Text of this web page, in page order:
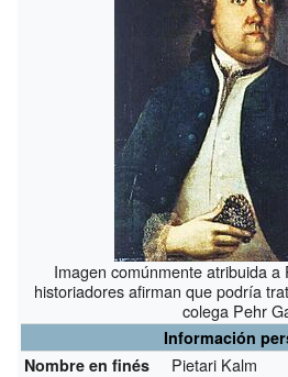
Imagen comúnmente atribuida a
historiadores afirman que podría
colega Pehr
Información
Nombre en finés
Pietari Kalm